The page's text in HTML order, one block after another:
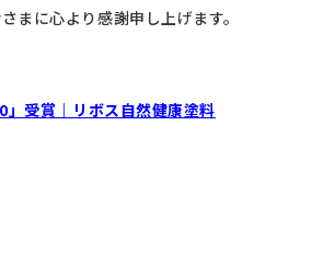
まに心より感謝申し上げます。
」受賞｜リボス自然健康塗料